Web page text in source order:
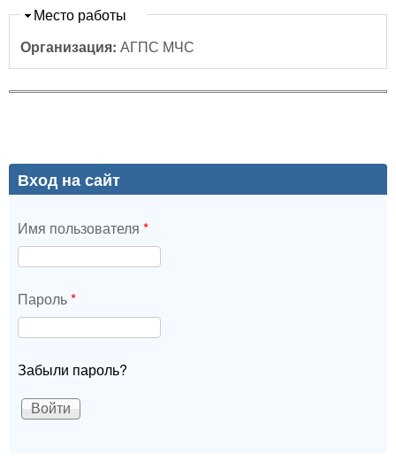
Скрыть
Место работы
Организация: АГПС МЧС
Вход на сайт
Имя пользователя *
Пароль*
Забыли пароль?